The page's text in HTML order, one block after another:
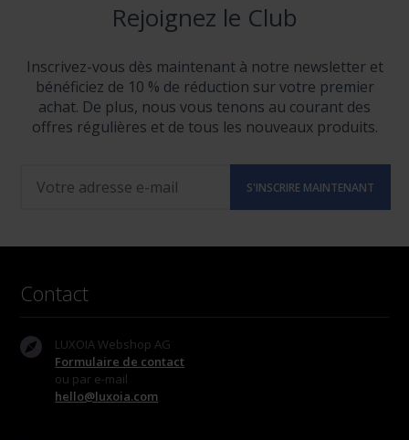
Rejoignez le Club
Inscrivez-vous dès maintenant à notre newsletter et
bénéficiez de 10 % de réduction sur votre premier
achat. De plus, nous vous tenons au courant des
offres régulières et de tous les nouveaux produits.
Contact
LUXOIA Webshop AG
Formulaire de contact
ou par e-mail
hello@luxoia.com